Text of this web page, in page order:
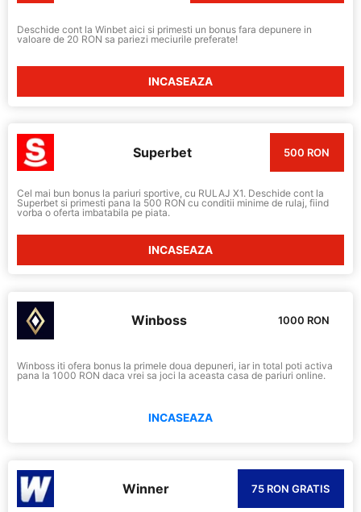
Deschide cont la Winbet aici si primesti un bonus fara depunere in
valoare de 20 RON sa pariezi meciurile preferate!
INCASEAZA
Superbet 500 RON
Cel mai bun bonus la pariuri sportive, cu RULAJ X1. Deschide cont la
Superbet si primesti pana la 500 RON cu conditii minime de rulaj, fiind
vorba o oferta imbatabila pe piata.
INCASEAZA
Winboss 1000 RON
Winboss iti ofera bonus la primele doua depuneri, iar in total poti activa
pana la 1000 RON daca vrei sa joci la aceasta casa de pariuri online.
INCASEAZA
Winner 75 RON GRATIS